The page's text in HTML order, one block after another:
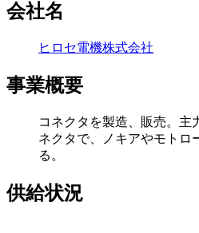
会社名
ヒロセ電機株式会社
事業概要
コネクタを製造、販売。主
ネクタで、ノキアやモトロ
る。
供給状況